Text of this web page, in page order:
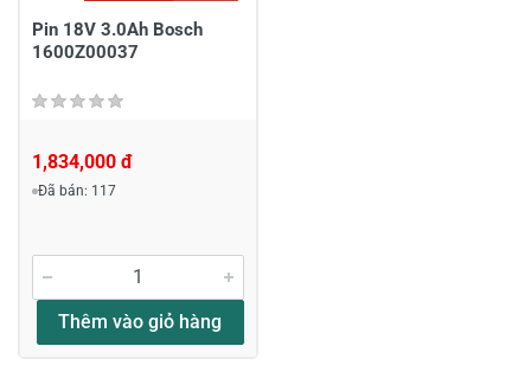
Viết nhận xét của bạn
Đánh giá sao
Pin 18V 3.0Ah Bosch
1600Z00037
1,834,000 đ
Đã bán: 117
Thêm vào giỏ hàng